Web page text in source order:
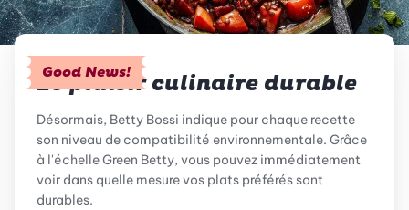
Good News!
Le plaisir culinaire durable
Désormais, Betty Bossi indique pour chaque recette
son niveau de compatibilité environnementale. Grâce
à l'échelle Green Betty, vous pouvez immédiatement
voir dans quelle mesure vos plats préférés sont
durables.